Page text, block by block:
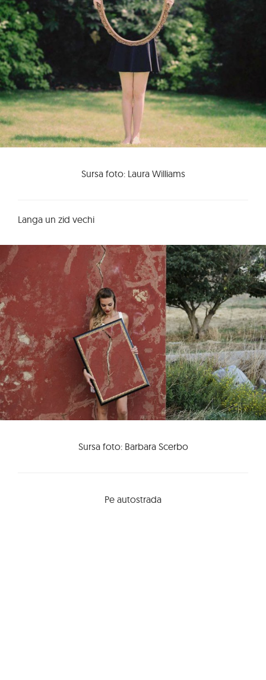
Sursa foto: Laura Williams
Langa un zid vechi
Sursa foto: Barbara Scerbo
Pe autostrada